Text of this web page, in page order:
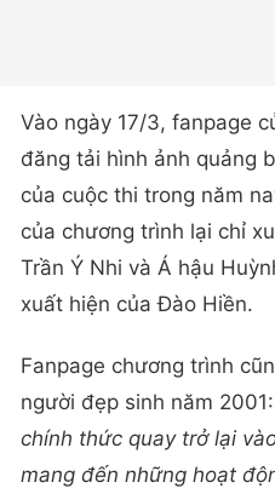
Vào ngày 17/3, fanpage
đăng tải hình ảnh quảng
của cuộc thi trong năm
của chương trình lại chỉ
Trần Ý Nhi và Á hậu
xuất hiện của Đào Hiền.
Fanpage chương trình
người đẹp sinh năm 2001:
chính thức quay trở lại
mang đến những hoạt